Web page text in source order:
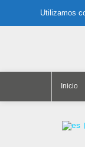
Inicio
Utilizamos